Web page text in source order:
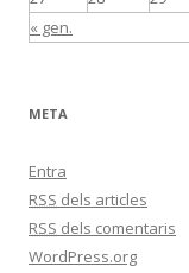
« gen.
META
Entra
RSS dels articles
RSS dels comentaris
WordPress.org